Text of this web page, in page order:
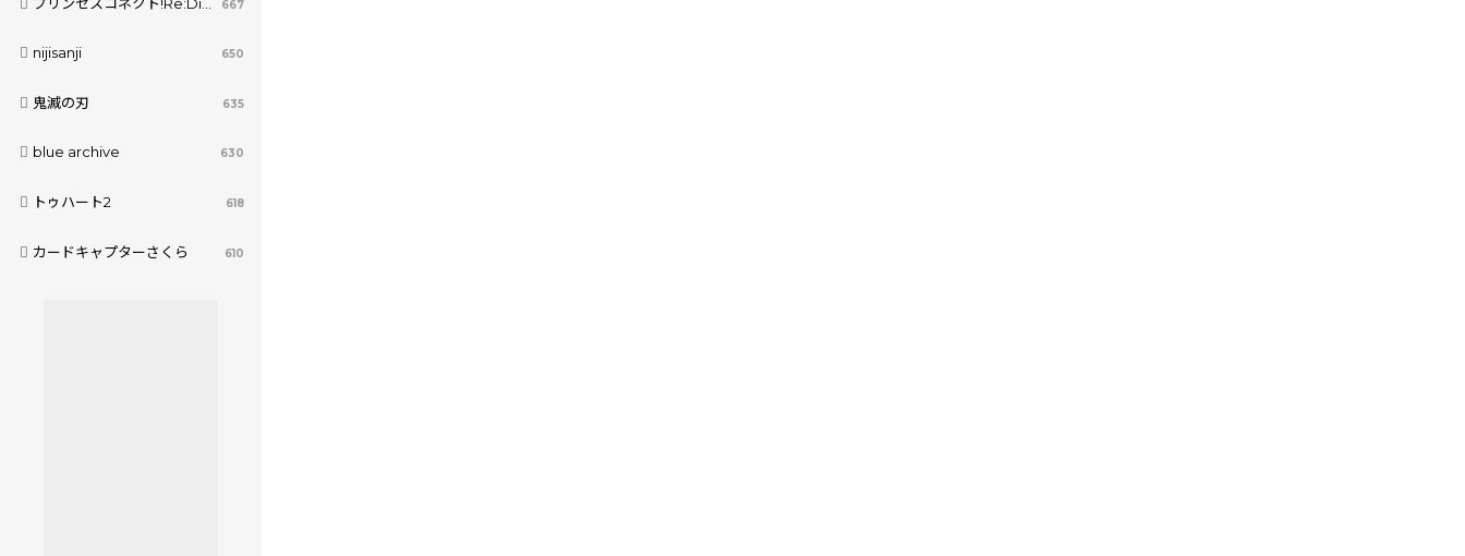
667
nijisanji 650
鬼滅の刃 635
blue archive 630
トゥハート2 618
カードキャプターさくら 610